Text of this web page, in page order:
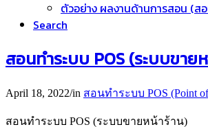
ตัวอย่าง ผลงานด้านการสอน (
Search
สอนทำระบบ POS (ระบบขาย
April 18, 2022/in สอนทำระบบ POS (Point
สอนทำระบบ POS (ระบบขายหน้าร้าน)